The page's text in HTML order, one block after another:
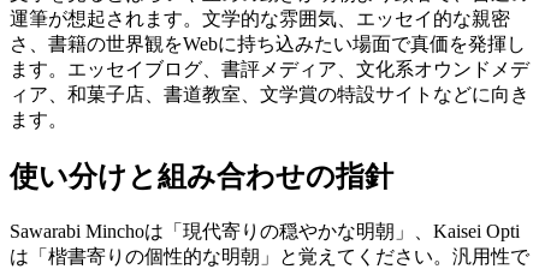
運筆が想起されます。文学的な雰囲気、エッセイ的な親密
さ、書籍の世界観をWebに持ち込みたい場面で真価を発揮し
ます。エッセイブログ、書評メディア、文化系オウンドメデ
ィア、和菓子店、書道教室、文学賞の特設サイトなどに向き
ます。
使い分けと組み合わせの指針
Sawarabi Minchoは「現代寄りの穏やかな明朝」、Kaisei Opti
は「楷書寄りの個性的な明朝」と覚えてください。汎用性で